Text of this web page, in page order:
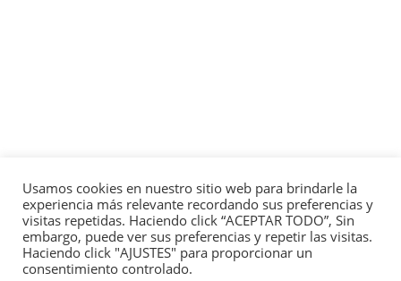
Usamos cookies en nuestro sitio web para brindarle la
experiencia más relevante recordando sus preferencias y
visitas repetidas. Haciendo click “ACEPTAR TODO”, Sin
embargo, puede ver sus preferencias y repetir las visitas.
Haciendo click "AJUSTES" para proporcionar un
consentimiento controlado.